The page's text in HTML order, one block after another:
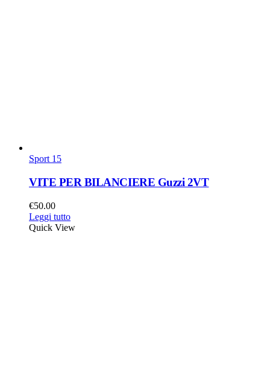
Sport 15
VITE PER BILANCIERE Guzzi 2VT
€50.00
Leggi tutto
Quick View